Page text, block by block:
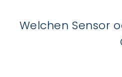
Welchen Sensor